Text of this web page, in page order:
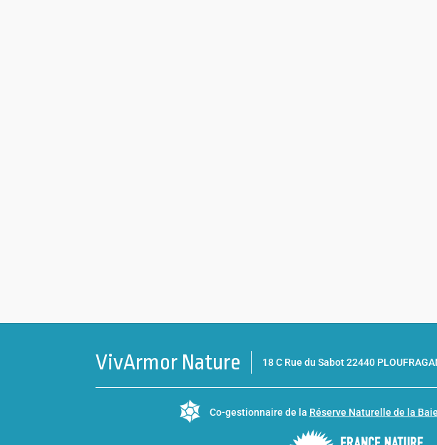
VivArmor Nature 18 C Rue du Sabot 22440
Co-gestionnaire de la Réserve Naturelle de la